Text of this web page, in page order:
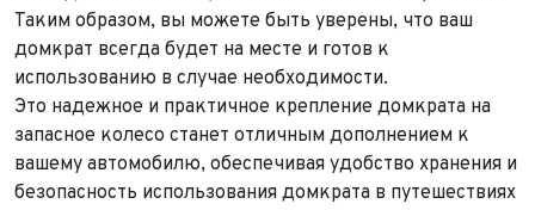
Таким образом, вы можете быть уверены, что ваш
домкрат всегда будет на месте и готов к
использованию в случае необходимости.
Это надежное и практичное крепление домкрата на
запасное колесо станет отличным дополнением к
вашему автомобилю, обеспечивая удобство хранения и
безопасность использования домкрата в путешествиях
Имя*
Телефон*
Тема сообщения
ФИО*
Телефон*
E-mail*
Заявка на оценку
ФИО*
Телефон*